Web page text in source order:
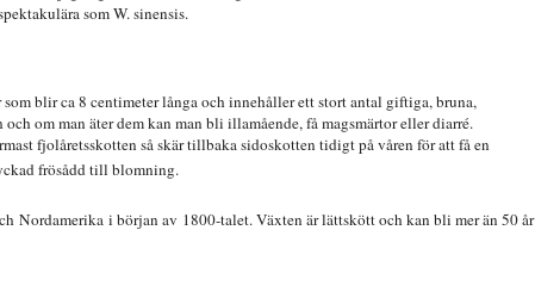
som W. sinensis.
blir ca 8 centimeter långa och innehåller ett stort antal giftiga, bruna,
om man äter dem kan man bli illamående, få magsmärtor eller diarré.
fjolåretsskotten så skär tillbaka sidoskotten tidigt på våren för att få en
frösådd till blomning.
Nordamerika i början av 1800-talet. Växten är lättskött och kan bli mer än 50 år